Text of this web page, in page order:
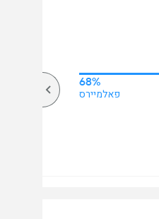
68%
פאלמיירס